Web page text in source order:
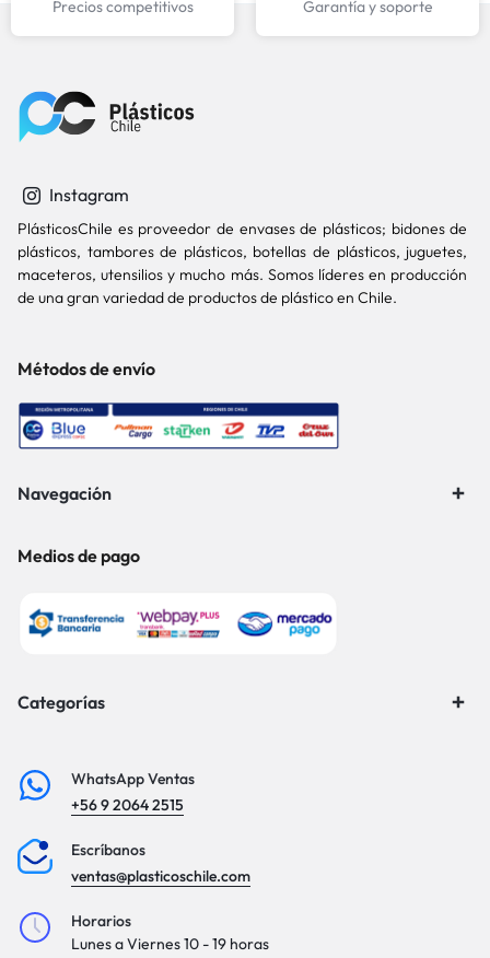
Precios competitivos
Garantía y soporte
Instagram
PlásticosChile es proveedor de envases de plásticos; bidones de
plásticos, tambores de plásticos, botellas de plásticos, juguetes,
maceteros, utensilios y mucho más. Somos líderes en producción
de una gran variedad de productos de plástico en Chile.
Métodos de envío
Navegación
Medios de pago
Categorías
WhatsApp Ventas
+56 9 2064 2515
Escríbanos
ventas@plasticoschile.com
Horarios
Lunes a Viernes 10 - 19 horas